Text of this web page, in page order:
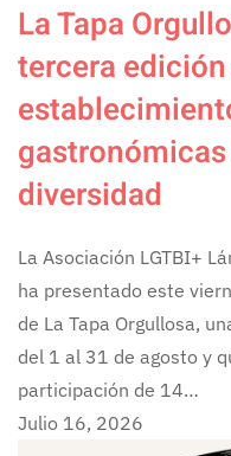
La Tapa
tercera
diversidad
La Asociación LGTBI+
ha presentado este
de La Tapa Orgullosa,
del 1 al 31 de agosto y
participación de 14…
Julio 16, 2026